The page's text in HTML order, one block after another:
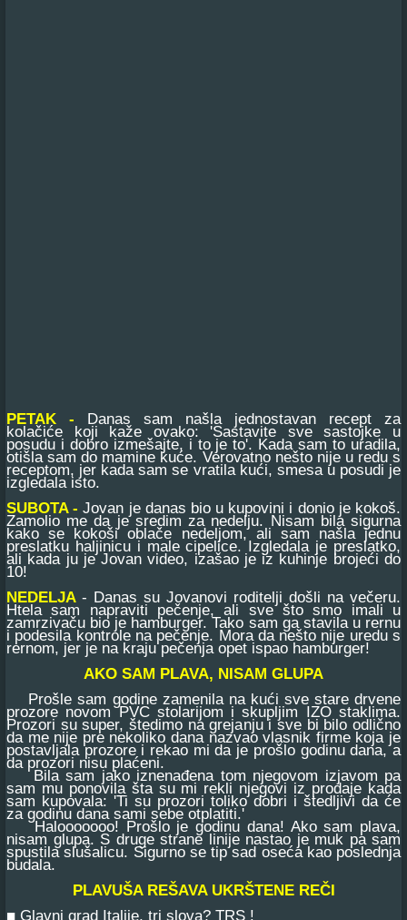
PETAK - Danas sam našla jednostavan recept za
kolačiće koji kaže ovako: 'Sastavite sve sastojke u
posudu i dobro izmešajte, i to je to'. Kada sam to uradila,
otišla sam do mamine kuće. Verovatno nešto nije u redu s
receptom, jer kada sam se vratila kući, smesa u posudi je
izgledala isto.
SUBOTA -Jovan je danas bio u kupovini i donio je kokoš.
Zamolio me da je sredim za nedelju. Nisam bila sigurna
kako se kokoši oblače nedeljom, ali sam našla jednu
preslatku haljinicu i male cipelice. Izgledala je preslatko,
ali kada ju je Jovan video, izašao je iz kuhinje brojeći do
10!
NEDELJA - Danas su Jovanovi roditelji došli na večeru.
Htela sam napraviti pečenje, ali sve što smo imali u
zamrzivaču bio je hamburger. Tako sam ga stavila u rernu
i podesila kontrole na pečenje. Mora da nešto nije uredu s
rernom, jer je na kraju pečenja opet ispao hamburger!
AKO SAM PLAVA, NISAM GLUPA
Prošle sam godine zamenila na kući sve stare drvene
prozore novom PVC stolarijom i skupljim IZO staklima.
Prozori su super, štedimo na grejanju i sve bi bilo odlično
da me nije pre nekoliko dana nazvao vlasnik firme koja je
postavljala prozore i rekao mi da je prošlo godinu dana, a
da prozori nisu plaćeni.
Bila sam jako iznenađena tom njegovom izjavom pa
sam mu ponovila šta su mi rekli njegovi iz prodaje kada
sam kupovala: 'Ti su prozori toliko dobri i štedljivi da će
za godinu dana sami sebe otplatiti.'
Halooooooo! Prošlo je godinu dana! Ako sam plava,
nisam glupa. S druge strane linije nastao je muk pa sam
spustila slušalicu. Sigurno se tip sad oseća kao poslednja
budala.
PLAVUŠA REŠAVA UKRŠTENE REČI
■ Glavni grad Italije, tri slova? TRS !